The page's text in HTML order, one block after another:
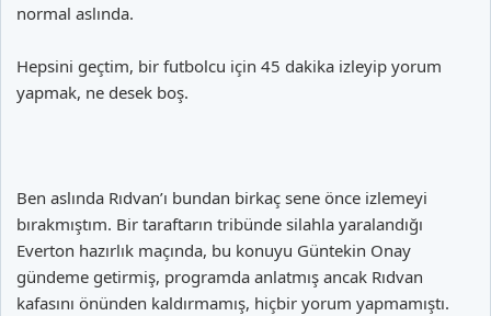
normal aslında.
Hepsini geçtim, bir futbolcu için 45 dakika izleyip yorum
yapmak, ne desek boş.
Ben aslında Rıdvan’ı bundan birkaç sene önce izlemeyi
bırakmıştım. Bir taraftarın tribünde silahla yaralandığı
Everton hazırlık maçında, bu konuyu Güntekin Onay
gündeme getirmiş, programda anlatmış ancak Rıdvan
kafasını önünden kaldırmamış, hiçbir yorum yapmamıştı.